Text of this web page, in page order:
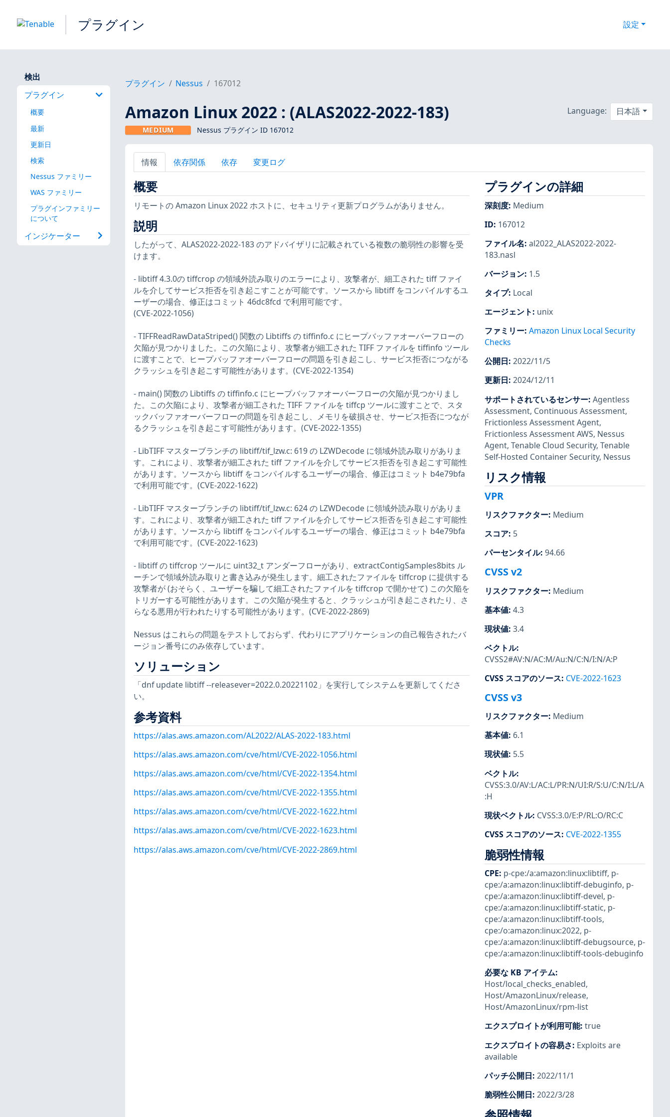
プラグイン 設定
検出
プラグイン
概要
最新
更新日
検索
Nessus ファミリー
WAS ファミリー
プラグインファミリー
について
インジケーター
プラグイン Nessus 167012
Amazon Linux 2022 : (ALAS2022-2022-183)
MEDIUM Nessus プラグイン ID 167012
Language: 日本語
情報 依存関係 依存 変更ログ
概要
リモートの Amazon Linux 2022 ホストに、セキュリティ更新プログラムがありません。
説明
したがって、ALAS2022-2022-183 のアドバイザリに記載されている複数の脆弱性の影響を受
けます。
- libtiff 4.3.0の tiffcrop の領域外読み取りのエラーにより、攻撃者が、細工された tiff ファイ
ルを介してサービス拒否を引き起こすことが可能です。ソースから libtiff をコンパイルするユ
ーザーの場合、修正はコミット 46dc8fcd で利用可能です。
(CVE-2022-1056)
- TIFFReadRawDataStriped() 関数の Libtiffs の tiffinfo.c にヒープバッファオーバーフローの
欠陥が見つかりました。この欠陥により、攻撃者が細工された TIFF ファイルを tiffinfo ツール
に渡すことで、ヒープバッファオーバーフローの問題を引き起こし、サービス拒否につながる
クラッシュを引き起こす可能性があります。(CVE-2022-1354)
- main() 関数の Libtiffs の tiffinfo.c にヒープバッファオーバーフローの欠陥が見つかりまし
た。この欠陥により、攻撃者が細工された TIFF ファイルを tiffcp ツールに渡すことで、スタ
ックバッファオーバーフローの問題を引き起こし、メモリを破損させ、サービス拒否につなが
るクラッシュを引き起こす可能性があります。(CVE-2022-1355)
- LibTIFF マスターブランチの libtiff/tif_lzw.c: 619 の LZWDecode に領域外読み取りがありま
す。これにより、攻撃者が細工された tiff ファイルを介してサービス拒否を引き起こす可能性
があります。ソースから libtiff をコンパイルするユーザーの場合、修正はコミット b4e79bfa
で利用可能です。(CVE-2022-1622)
- LibTIFF マスターブランチの libtiff/tif_lzw.c: 624 の LZWDecode に領域外読み取りがありま
す。これにより、攻撃者が細工された tiff ファイルを介してサービス拒否を引き起こす可能性
があります。ソースから libtiff をコンパイルするユーザーの場合、修正はコミット b4e79bfa
で利用可能です。(CVE-2022-1623)
- libtiff の tiffcrop ツールに uint32_t アンダーフローがあり、extractContigSamples8bits ル
ーチンで領域外読み取りと書き込みが発生します。細工されたファイルを tiffcrop に提供する
攻撃者が (おそらく、ユーザーを騙して細工されたファイルを tiffcrop で開かせて) この欠陥を
トリガーする可能性があります。この欠陥が発生すると、クラッシュが引き起こされたり、さ
らなる悪用が行われたりする可能性があります。(CVE-2022-2869)
Nessus はこれらの問題をテストしておらず、代わりにアプリケーションの自己報告されたバ
ージョン番号にのみ依存しています。
ソリューション
「dnf update libtiff --releasever=2022.0.20221102」を実行してシステムを更新してくださ
い。
参考資料
https://alas.aws.amazon.com/AL2022/ALAS-2022-183.html
https://alas.aws.amazon.com/cve/html/CVE-2022-1056.html
https://alas.aws.amazon.com/cve/html/CVE-2022-1354.html
https://alas.aws.amazon.com/cve/html/CVE-2022-1355.html
https://alas.aws.amazon.com/cve/html/CVE-2022-1622.html
https://alas.aws.amazon.com/cve/html/CVE-2022-1623.html
https://alas.aws.amazon.com/cve/html/CVE-2022-2869.html
プラグインの詳細
深刻度: Medium
ID: 167012
ファイル名: al2022_ALAS2022-2022-
183.nasl
バージョン: 1.5
タイプ: Local
エージェント: unix
ファミリー: Amazon Linux Local Security
Checks
公開日: 2022/11/5
更新日: 2024/12/11
サポートされているセンサー: Agentless
Assessment, Continuous Assessment,
Frictionless Assessment Agent,
Frictionless Assessment AWS, Nessus
Agent, Tenable Cloud Security, Tenable
Self-Hosted Container Security, Nessus
リスク情報
VPR
リスクファクター: Medium
スコア: 5
パーセンタイル: 94.66
CVSS v2
リスクファクター: Medium
基本値: 4.3
現状値: 3.4
ベクトル:
CVSS2#AV:N/AC:M/Au:N/C:N/I:N/A:P
CVSS スコアのソース: CVE-2022-1623
CVSS v3
リスクファクター: Medium
基本値: 6.1
現状値: 5.5
ベクトル:
CVSS:3.0/AV:L/AC:L/PR:N/UI:R/S:U/C:N/I:L/A
:H
現状ベクトル: CVSS:3.0/E:P/RL:O/RC:C
CVSS スコアのソース: CVE-2022-1355
脆弱性情報
CPE: p-cpe:/a:amazon:linux:libtiff, p-
cpe:/a:amazon:linux:libtiff-debuginfo, p-
cpe:/a:amazon:linux:libtiff-devel, p-
cpe:/a:amazon:linux:libtiff-static, p-
cpe:/a:amazon:linux:libtiff-tools,
cpe:/o:amazon:linux:2022, p-
cpe:/a:amazon:linux:libtiff-debugsource, p-
cpe:/a:amazon:linux:libtiff-tools-debuginfo
必要な KB アイテム:
Host/local_checks_enabled,
Host/AmazonLinux/release,
Host/AmazonLinux/rpm-list
エクスプロイトが利用可能: true
エクスプロイトの容易さ: Exploits are
available
パッチ公開日: 2022/11/1
脆弱性公開日: 2022/3/28